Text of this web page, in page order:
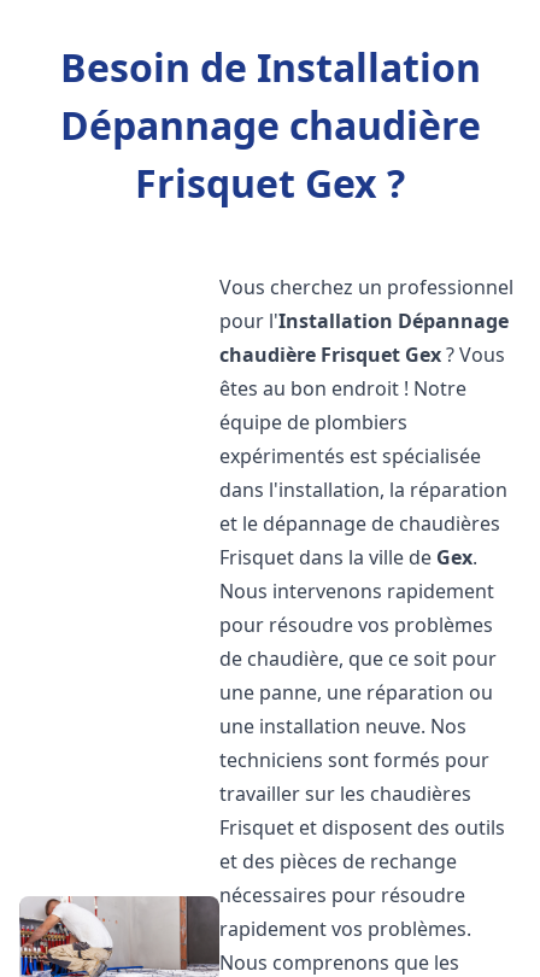
Besoin de Installation
Dépannage chaudière
Frisquet Gex ?
Vous cherchez un professionnel
pour l'Installation Dépannage
chaudière Frisquet Gex? Vous
êtes au bon endroit ! Notre
équipe de plombiers
expérimentés est spécialisée
dans l'installation, la réparation
et le dépannage de chaudières
Frisquet dans la ville de Gex.
Nous intervenons rapidement
pour résoudre vos problèmes
de chaudière, que ce soit pour
une panne, une réparation ou
une installation neuve. Nos
techniciens sont formés pour
travailler sur les chaudières
Frisquet et disposent des outils
et des pièces de rechange
nécessaires pour résoudre
rapidement vos problèmes.
Nous comprenons que les